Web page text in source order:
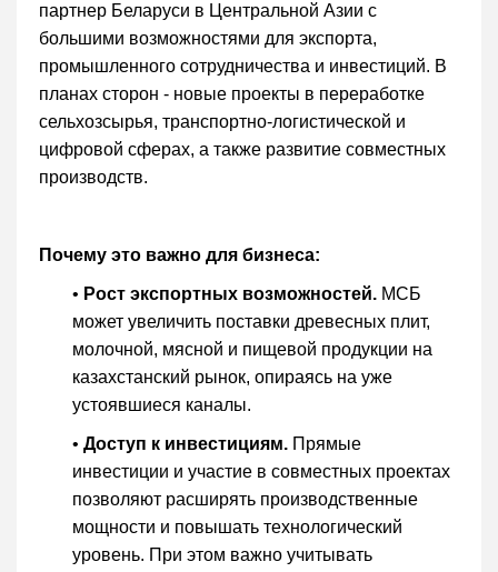
партнер Беларуси в Центральной Азии с
большими возможностями для экспорта,
промышленного сотрудничества и инвестиций. В
планах сторон - новые проекты в переработке
сельхозсырья, транспортно-логистической и
цифровой сферах, а также развитие совместных
производств.
Почему это важно для бизнеса:
• Рост экспортных возможностей. МСБ
может увеличить поставки древесных плит,
молочной, мясной и пищевой продукции на
казахстанский рынок, опираясь на уже
устоявшиеся каналы.
• Доступ к инвестициям. Прямые
инвестиции и участие в совместных проектах
позволяют расширять производственные
мощности и повышать технологический
уровень. При этом важно учитывать